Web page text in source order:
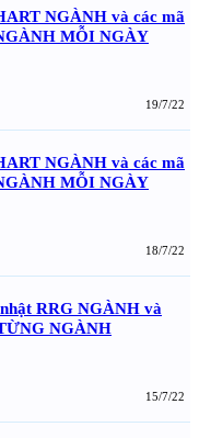
NGÀNH và các mã
MỖI NGÀY
19/7/22
NGÀNH và các mã
MỖI NGÀY
18/7/22
RRG NGÀNH và
NGÀNH
15/7/22